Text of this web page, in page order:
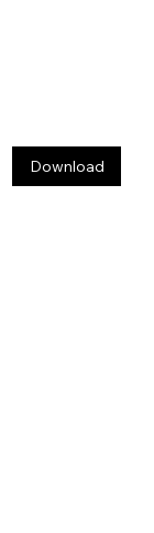
Download